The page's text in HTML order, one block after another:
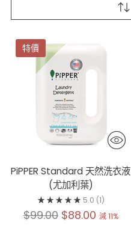
特價
PiPPER Standard 天然洗衣液
(尤加利葉)
5.0 (1)
原
$99.00 $88.00 減 11%